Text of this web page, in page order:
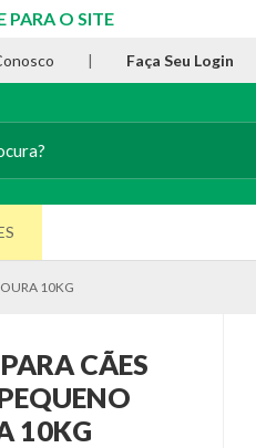
PARA O SITE
| Faça Seu Login
10KG
CÃES
10KG